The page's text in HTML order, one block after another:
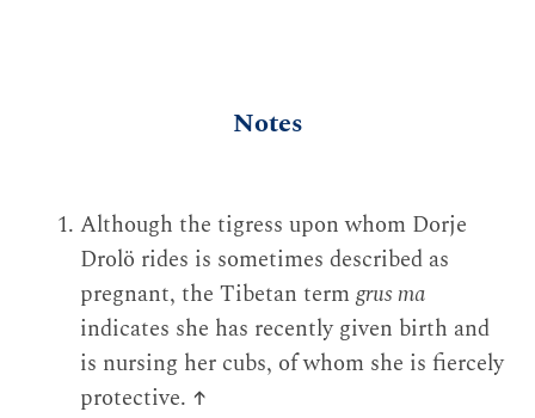
Notes
Although the tigress upon whom Dorje
Drolö rides is sometimes described as
pregnant, the Tibetan termgrus ma
indicates she has recently given birth and
is nursing her cubs, of whom she is fiercely
protective. ↑